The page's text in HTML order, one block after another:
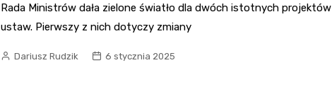
Rada Ministrów dała zielone światło dla dwóch istotnych projektów
ustaw. Pierwszy z nich dotyczy zmiany
Dariusz Rudzik 6 stycznia 2025